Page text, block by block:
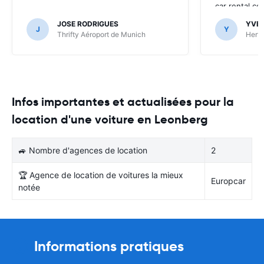
J
JOSE RODRIGUES
Thrifty Aéroport de Munich
car rental
Y
Infos importantes et actualisées pour la
location d'une voiture en Leonberg
🚙 Nombre d'agences de location 2
🏆 Agence de location de voitures la mieux
notée
Europcar
Informations pratiques